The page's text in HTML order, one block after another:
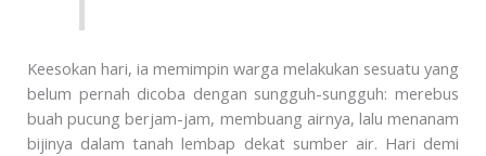
Keesokan hari, ia memimpin warga melakukan sesuatu yang
belum pernah dicoba dengan sungguh-sungguh: merebus
buah pucung berjam-jam, membuang airnya, lalu menanam
bijinya dalam tanah lembap dekat sumber air. Hari demi